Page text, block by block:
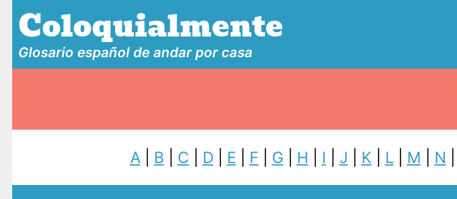
Coloquialmente
Glosario español de andar por casa
A B C D E F G H I J K L| M N